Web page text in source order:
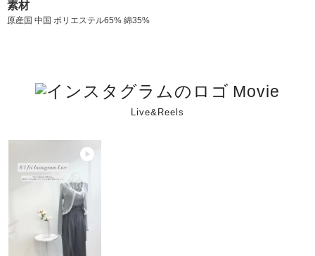
素材
原産国 中国 ポリエステル65% 綿35%
Movie
Live&Reels